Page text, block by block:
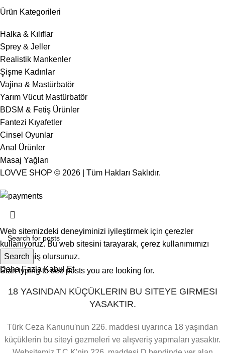
Ürün Kategorileri
Halka & Kılıflar
Sprey & Jeller
Realistik Mankenler
Şişme Kadınlar
Vajina & Mastürbatör
Yarım Vücut Mastürbatör
BDSM & Fetiş Ürünler
Fantezi Kıyafetler
Cinsel Oyunlar
Anal Ürünler
Masaj Yağları
LOVVE SHOP © 2026 | Tüm Hakları Saklıdır.
Search
Start typing to see posts you are looking for.
Web sitemizdeki deneyiminizi iyileştirmek için çerezler
kullanıyoruz. Bu web sitesini tarayarak, çerez kullanımımızı
kabul etmiş olursunuz.
Daha FazlaKabul Et
18 YASINDAN KÜÇÜKLERIN BU SITEYE GIRMESI
YASAKTIR.
Türk Ceza Kanunu'nun 226. maddesi uyarınca 18 yaşından
küçüklerin bu siteyi gezmeleri ve alışveriş yapmaları yasaktır.